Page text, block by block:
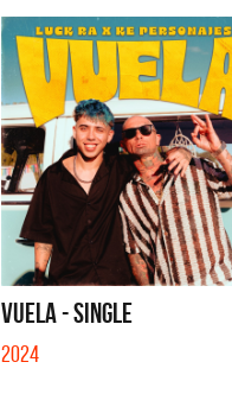
VUELA - SINGLE
2024